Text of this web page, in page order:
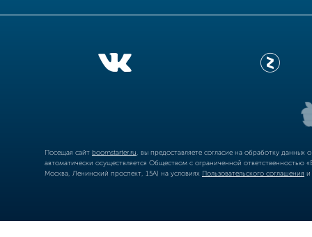
Посещая сайт boomstarter.ru , вы предоставляете согласие на обработку
автоматически осуществляется Обществом с ограниченной
Москва, Ленинский проспект, 15А) на условиях Пользовательского соглашения и